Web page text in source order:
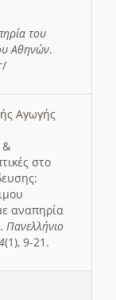
του
Αθηνών.
Αγωγής
&
στο
αναπηρία
Πανελλήνιο
(1), 9-21.